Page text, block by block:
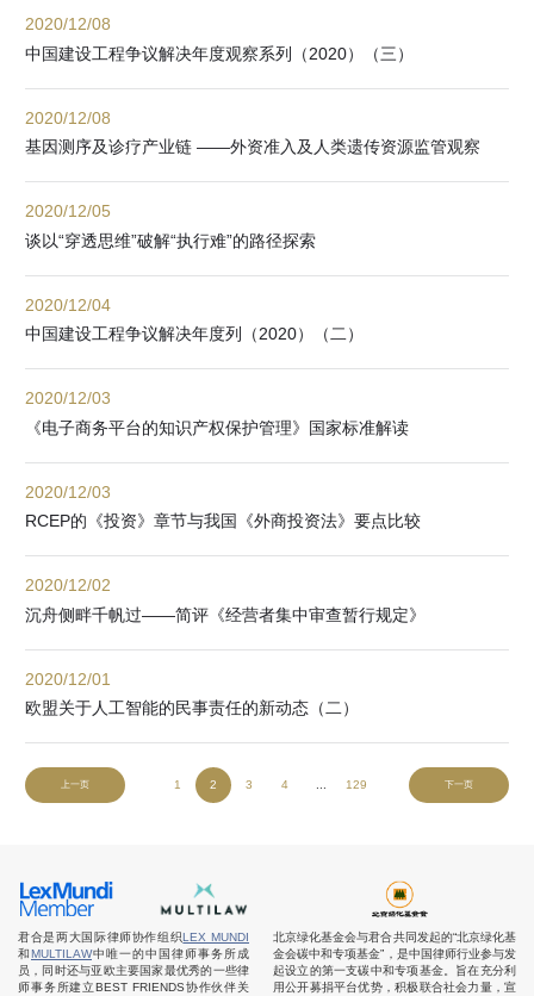
2020/12/08
中国建设工程争议解决年度观察系列（2020）（三）
2020/12/08
基因测序及诊疗产业链 ——外资准入及人类遗传资源监管观察
2020/12/05
谈以“穿透思维”破解“执行难”的路径探索
2020/12/04
中国建设工程争议解决年度列（2020）（二）
2020/12/03
《电子商务平台的知识产权保护管理》国家标准解读
2020/12/03
RCEP的《投资》章节与我国《外商投资法》要点比较
2020/12/02
沉舟侧畔千帆过——简评《经营者集中审查暂行规定》
2020/12/01
欧盟关于人工智能的民事责任的新动态（二）
上一页 1 2 3 4 129 下一页
君合是两大国际律师协作组织LEX MUNDI
和MULTILAW中唯一的中国律师事务所成
员，同时还与亚欧主要国家最优秀的一些律
师事务所建立BEST FRIENDS协作伙伴关
北京绿化基金会与君合共同发起的“北京绿化基
金会碳中和专项基金”，是中国律师行业参与发
起设立的第一支碳中和专项基金。旨在充分利
用公开募捐平台优势，积极联合社会力量，宣